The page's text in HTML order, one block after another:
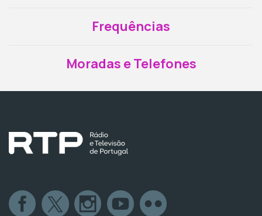
Frequências
Moradas e Telefones